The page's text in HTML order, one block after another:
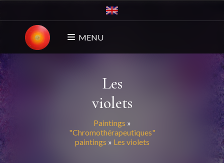
MENU
Les
violets
Paintings »
"Chromothérapeutiques"
paintings » Les violets